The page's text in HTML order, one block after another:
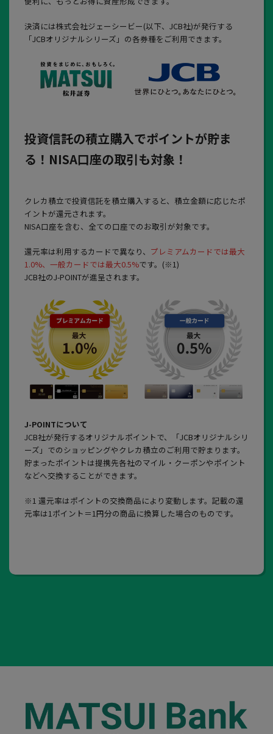
決済には株式会社ジェーシービー(以下、JCB社)が発行する
「JCBオリジナルシリーズ」の各券種をご利用できます。
投資信託の積立購入でポイントが貯ま
る！NISA口座の取引も対象！
クレカ積立で投資信託を積立購入すると、積立金額に応じたポ
イントが還元されます。
NISA口座を含む、全ての口座でのお取引が対象です。
還元率は利用するカードで異なり、 プレミアムカードでは最大
1.0%、一般カードでは最大0.5%です。(※1)
JCB社のJ-POINTが進呈されます。
J-POINTについて
JCB社が発行するオリジナルポイントで、「JCBオリジナルシリ
ーズ」でのショッピングやクレカ積立のご利用で貯まります。
貯まったポイントは提携先各社のマイル・クーポンやポイント
などへ交換することができます。
※1 還元率はポイントの交換商品により変動します。記載の還
元率は1ポイント＝1円分の商品に換算した場合のものです。